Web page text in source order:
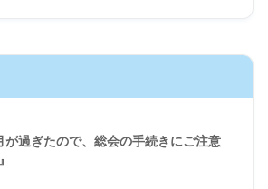
が過ぎたので、総会の手続きにご注意